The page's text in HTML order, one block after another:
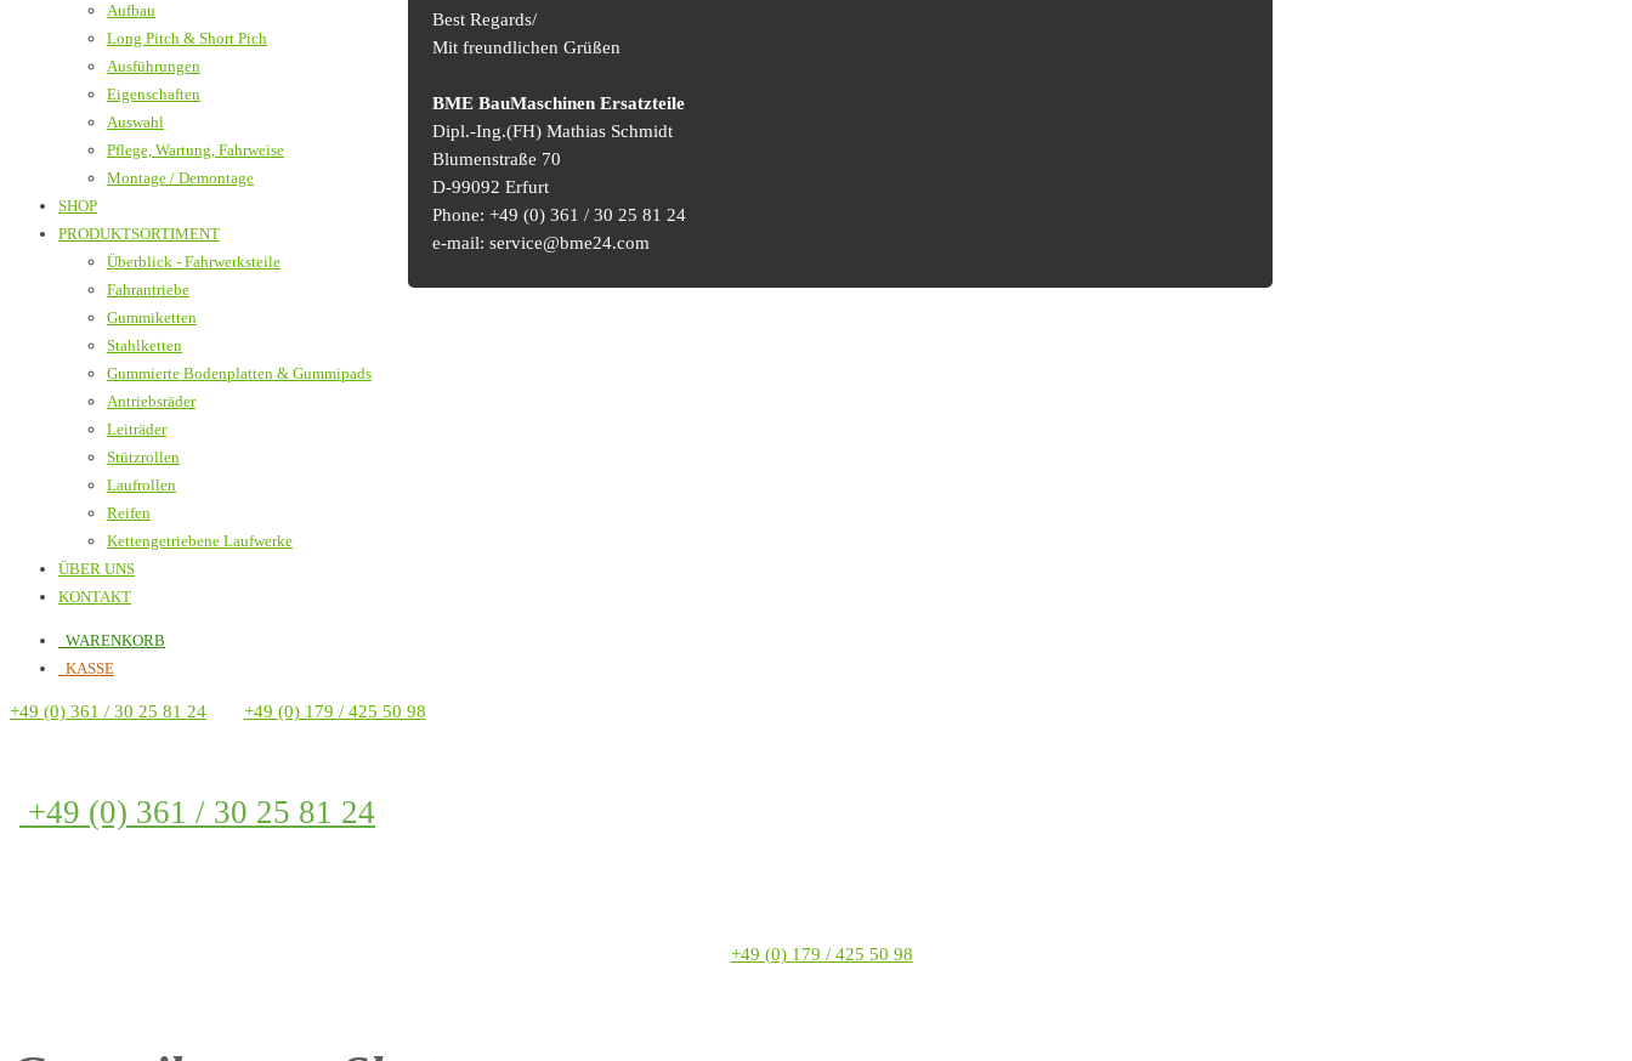
Aufbau
Long Pitch & Short Pich
Ausführungen
Eigenschaften
Auswahl
Pflege, Wartung, Fahrweise
Montage / Demontage
SHOP
PRODUKTSORTIMENT
Überblick - Fahrwerksteile
Fahrantriebe
Gummiketten
Stahlketten
Gummierte Bodenplatten & Gummipads
Antriebsräder
Leiträder
Stützrollen
Laufrollen
Reifen
Kettengetriebene Laufwerke
ÜBER UNS
KONTAKT
WARENKORB
KASSE
+49 (0) 361 / 30 25 81 24 +49 (0) 179 / 425 50 98
+49 (0) 361 / 30 25 81 24
+49 (0) 179 / 425 50 98
Best Regards/
Mit freundlichen Grüßen
BME BauMaschinen Ersatzteile
Dipl.-Ing.(FH) Mathias Schmidt
Blumenstraße 70
D-99092 Erfurt
Phone: +49 (0) 361 / 30 25 81 24
e-mail: service@bme24.com